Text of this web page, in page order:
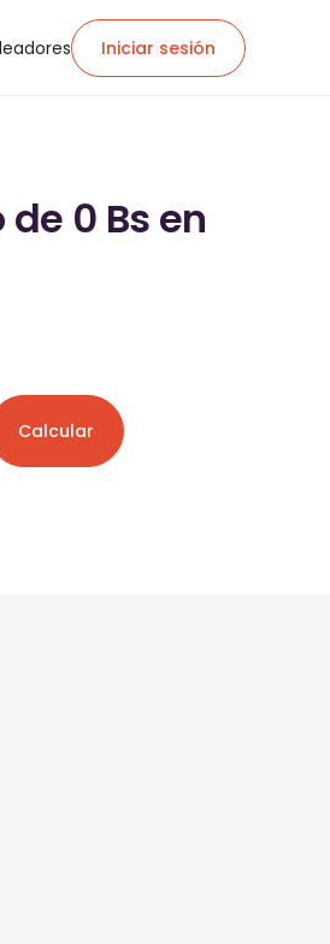
Iniciar sesión
0 Bs en
Calcular